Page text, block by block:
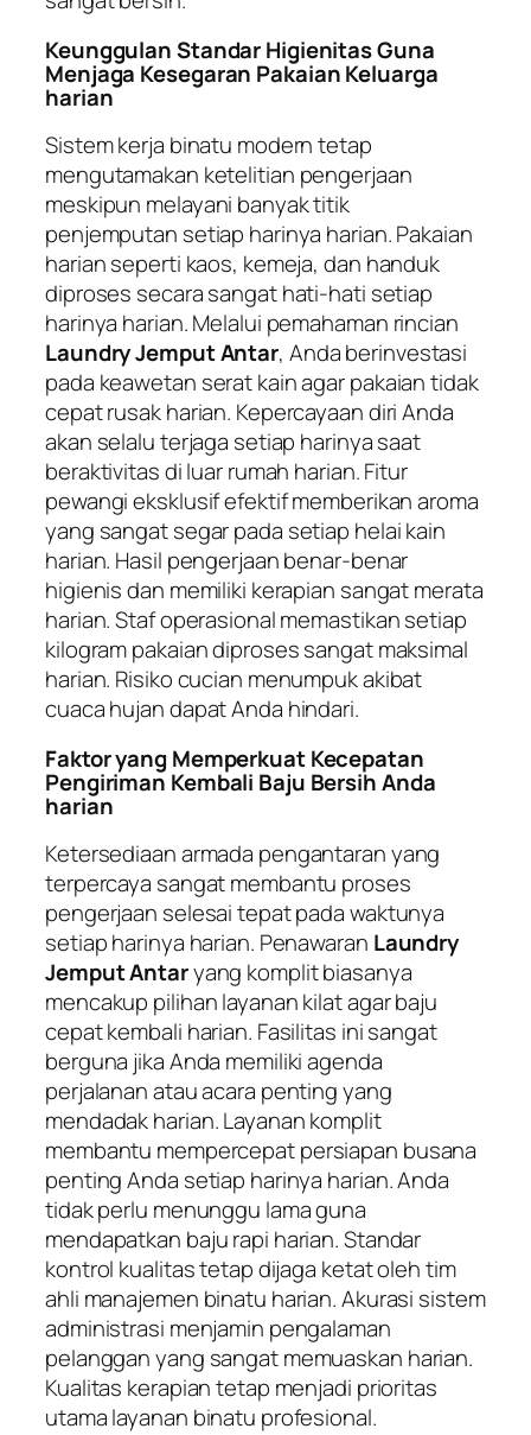
Keunggulan Standar Higienitas Guna
Menjaga Kesegaran Pakaian Keluarga
harian
Sistem kerja binatu modern tetap
mengutamakan ketelitian pengerjaan
meskipun melayani banyak titik
penjemputan setiap harinya harian. Pakaian
harian seperti kaos, kemeja, dan handuk
diproses secara sangat hati-hati setiap
harinya harian. Melalui pemahaman rincian
Laundry Jemput Antar, Anda berinvestasi
pada keawetan serat kain agar pakaian tidak
cepat rusak harian. Kepercayaan diri Anda
akan selalu terjaga setiap harinya saat
beraktivitas di luar rumah harian. Fitur
pewangi eksklusif efektif memberikan aroma
yang sangat segar pada setiap helai kain
harian. Hasil pengerjaan benar-benar
higienis dan memiliki kerapian sangat merata
harian. Staf operasional memastikan setiap
kilogram pakaian diproses sangat maksimal
harian. Risiko cucian menumpuk akibat
cuaca hujan dapat Anda hindari.
Faktor yang Memperkuat Kecepatan
Pengiriman Kembali Baju Bersih Anda
harian
Ketersediaan armada pengantaran yang
terpercaya sangat membantu proses
pengerjaan selesai tepat pada waktunya
setiap harinya harian. Penawaran Laundry
Jemput Antaryang komplit biasanya
mencakup pilihan layanan kilat agar baju
cepat kembali harian. Fasilitas ini sangat
berguna jika Anda memiliki agenda
perjalanan atau acara penting yang
mendadak harian. Layanan komplit
membantu mempercepat persiapan busana
penting Anda setiap harinya harian. Anda
tidak perlu menunggu lama guna
mendapatkan baju rapi harian. Standar
kontrol kualitas tetap dijaga ketat oleh tim
ahli manajemen binatu harian. Akurasi sistem
administrasi menjamin pengalaman
pelanggan yang sangat memuaskan harian.
Kualitas kerapian tetap menjadi prioritas
utama layanan binatu profesional.